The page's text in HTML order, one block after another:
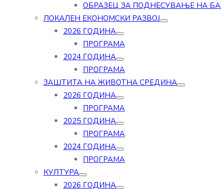
ОБРАЗЕЦ ЗА ПОДНЕСУВАЊЕ НА
ЛОКАЛЕН ЕКОНОМСКИ РАЗВОЈ
2026 ГОДИНА
ПРОГРАМА
2024 ГОДИНА
ПРОГРАМА
ЗАШТИТА НА ЖИВОТНА СРЕДИНА
2026 ГОДИНА
ПРОГРАМА
2025 ГОДИНА
ПРОГРАМА
2024 ГОДИНА
ПРОГРАМА
КУЛТУРА
2026 ГОДИНА